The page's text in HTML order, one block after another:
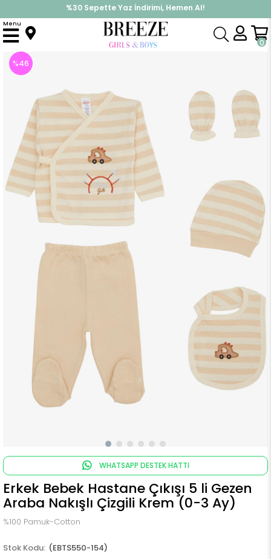
%30 Sepette Yaz İndirimi, Hemen Al!
İndirimlere ek %10 İndirimi Kap, Hemen Üye Ol!
0
Menu
Anasayfa Hastane Çıkışı
%46
WHATSAPP DESTEK HATTI
Erkek Bebek Hastane Çıkışı 5 li Gezen
Araba Nakışlı Çizgili Krem (0-3 Ay)
%100 Pamuk-Cotton
(EBTS550-154)